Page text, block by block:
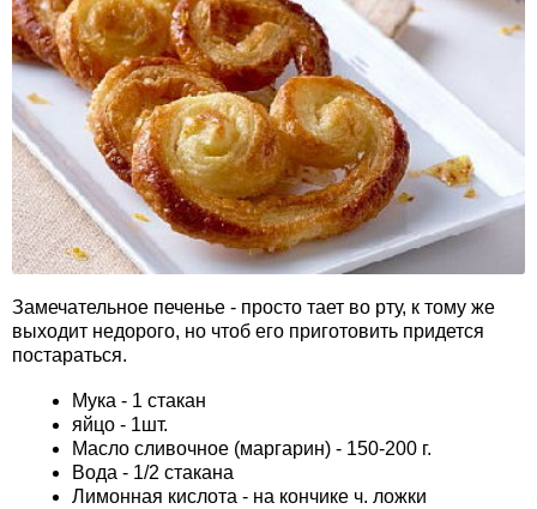
Замечательное печенье - просто тает во рту, к тому же
выходит недорого, но чтоб его приготовить придется
постараться.
Мука - 1 стакан
яйцо - 1шт.
Масло сливочное (маргарин) - 150-200 г.
Вода - 1/2 стакана
Лимонная кислота - на кончике ч. ложки